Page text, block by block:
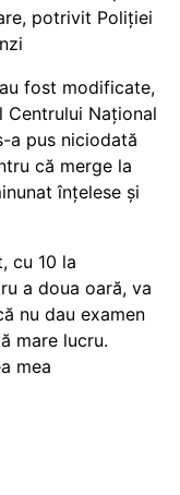
potrivit Poliției
fost modificate,
Centrului Național
a pus niciodată
că merge la
înțelese și
cu 10 la
a doua oară, va
nu dau examen
mare lucru.
mea